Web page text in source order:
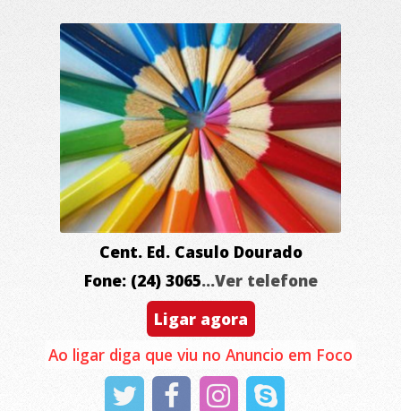
Cent. Ed. Casulo Dourado
Fone: (24) 3065...Ver telefone
Ligar agora
Ao ligar diga que viu no Anuncio em Foco